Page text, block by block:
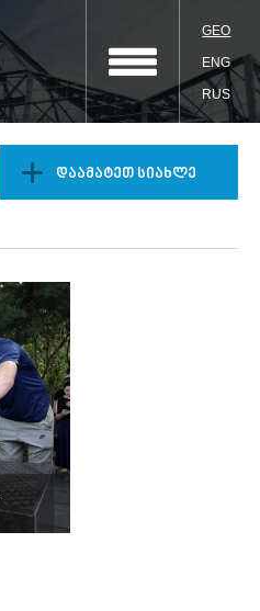
GEO
ENG
RUS
დაამატეთ სიახლე